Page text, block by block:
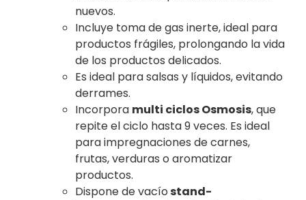
nuevos.
Incluye toma de gas inerte, ideal para
productos frágiles, prolongando la vida
de los productos delicados.
Es ideal para salsas y líquidos, evitando
derrames.
Incorpora multi ciclos Osmosis, que
repite el ciclo hasta 9 veces. Es ideal
para impregnaciones de carnes,
frutas, verduras o aromatizar
productos.
Dispone de vacíostand-